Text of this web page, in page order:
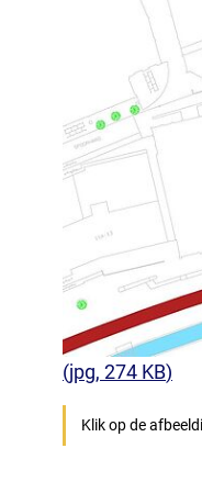
(jpg, 274 KB)
Klik op de